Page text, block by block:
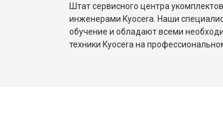
Штат сервисного центра
инженерами Kyocera. Наши
обучение и обладают всеми
техники Kyocera на